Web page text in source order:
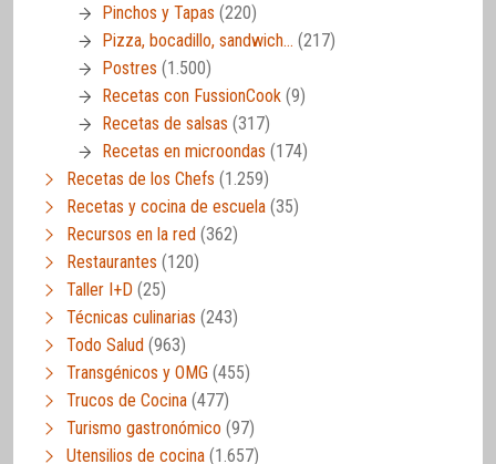
Pinchos y Tapas (220)
Pizza, bocadillo, sandwich… (217)
Postres (1.500)
Recetas con FussionCook (9)
Recetas de salsas (317)
Recetas en microondas (174)
Recetas de los Chefs (1.259)
Recetas y cocina de escuela (35)
Recursos en la red (362)
Restaurantes (120)
Taller I+D (25)
Técnicas culinarias (243)
Todo Salud (963)
Transgénicos y OMG (455)
Trucos de Cocina (477)
Turismo gastronómico (97)
Utensilios de cocina (1.657)